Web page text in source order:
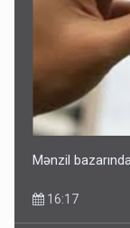
Mənzil
16:17